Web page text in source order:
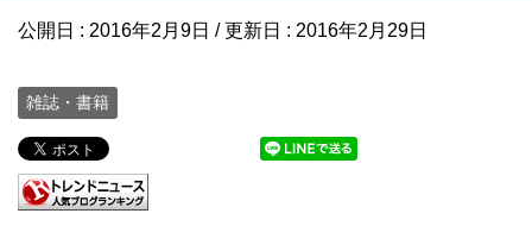
公開日 : 2016年2月9日 / 更新日 : 2016年2月29日
雑誌・書籍